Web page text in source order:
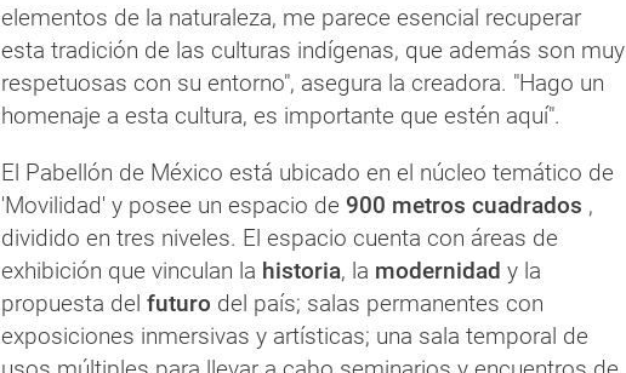
elementos de la naturaleza, me parece esencial recuperar
esta tradición de las culturas indígenas, que además son muy
respetuosas con su entorno", asegura la creadora. "Hago un
homenaje a esta cultura, es importante que estén aquí".
El Pabellón de México está ubicado en el núcleo temático de
'Movilidad' y posee un espacio de 900 metros cuadrados ,
dividido en tres niveles. El espacio cuenta con áreas de
exhibición que vinculan la historia, la modernidad y la
propuesta del futuro del país; salas permanentes con
exposiciones inmersivas y artísticas; una sala temporal de